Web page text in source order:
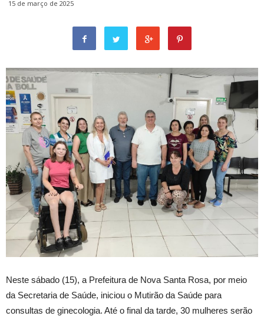
15 de março de 2025
Neste sábado (15), a Prefeitura de Nova Santa Rosa, por meio
da Secretaria de Saúde, iniciou o Mutirão da Saúde para
consultas de ginecologia. Até o final da tarde, 30 mulheres serão